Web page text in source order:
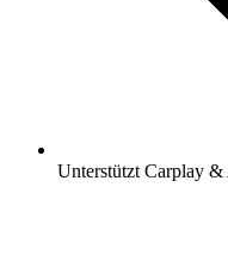
Unterstützt Carplay